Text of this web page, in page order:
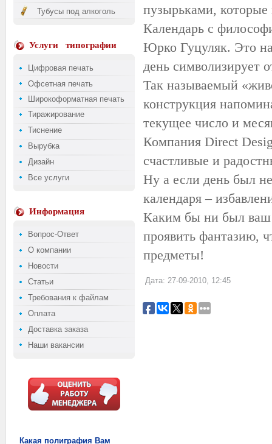
Тубусы под алкоголь
Услуги типографии
Цифровая печать
Офсетная печать
Широкоформатная печать
Тиражирование
Тиснение
Вырубка
Дизайн
Все услуги
Информация
Вопрос-Ответ
О компании
Новости
Статьи
Требования к файлам
Оплата
Доставка заказа
Наши вакансии
Какая полиграфия Вам
пузырьками,
Календарь с
Юрко Гуцуляк. Это
день символизирует
Так называемый
конструкция
текущее число и
Компания Direct
счастливые и
Ну а если день был
календаря –
Каким бы ни был ваш
проявить фантазию,
предметы!
Дата: 27-09-2010, 12:45